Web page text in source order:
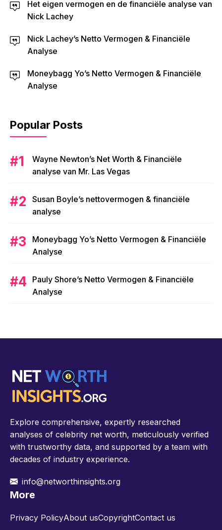
Het eigen vermogen en de financiële analyse van
Nick Lachey
Nick Lachey’s Netto Vermogen & Financiële
Analyse
Moneybagg Yo’s Netto Vermogen & Financiële
Analyse
Popular Posts
Wayne Newton’s Net Worth & Financiële
analyse van Mr. Las Vegas
Susan Boyle’s nettovermogen & financiële
analyse
Moneybagg Yo’s Netto Vermogen & Financiële
Analyse
Pauly Shore’s Netto Vermogen & Financiële
Analyse
Explore comprehensive, expertly researched
analyses of celebrity net worth, meticulously verified
with trustworthy data, and supported by a team with
decades of industry experience.
info@networthinsights.org
More
Privacy PolicyAbout usCopyrightContact us